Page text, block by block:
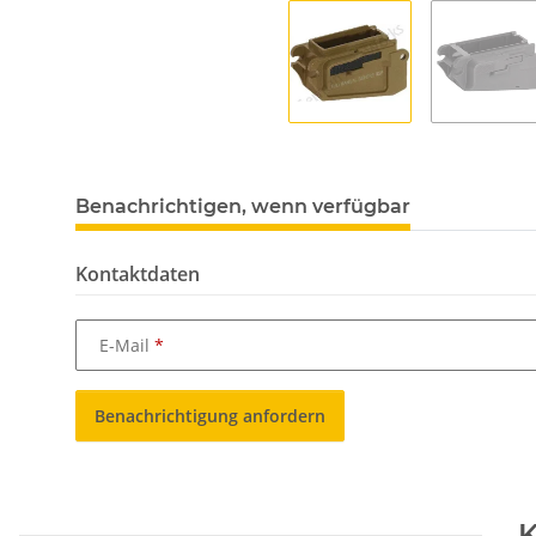
Benachrichtigen, wenn verfügbar
Kontaktdaten
E-Mail
Benachrichtigung anfordern